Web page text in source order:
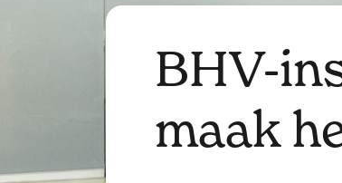
BHV-
maak